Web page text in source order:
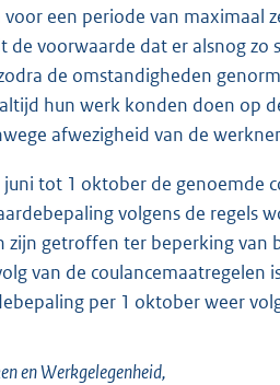
een periode van maximaal
de voorwaarde dat er alsnog
de omstandigheden
hun werk konden doen op
afwezigheid van de
tot 1 oktober de genoemde
volgens de regels
zijn getroffen ter beperking van
van de
per 1 oktober weer
en Werkgelegenheid,